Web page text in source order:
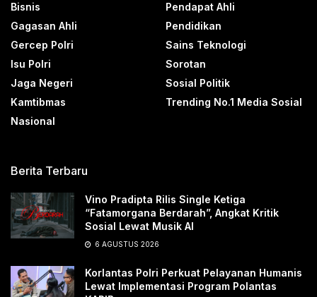
Bisnis
Gagasan Ahli
Gercep Polri
Isu Polri
Jaga Negeri
Kamtibmas
Nasional
Pendapat Ahli
Pendidikan
Sains Teknologi
Sorotan
Sosial Politik
Trending No.1 Media Sosial
Berita Terbaru
Vino Pradipta Rilis Single Ketiga
“Fatamorgana Berdarah”, Angkat Kritik
Sosial Lewat Musik AI
6 AGUSTUS 2026
Korlantas Polri Perkuat Pelayanan Humanis
Lewat Implementasi Program Polantas